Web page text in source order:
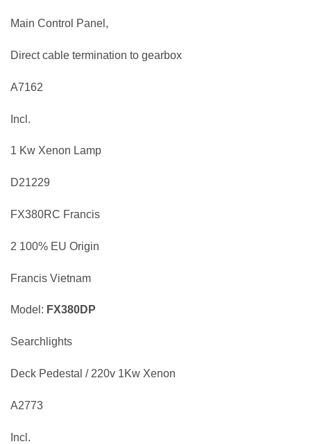
Main Control Panel,
Direct cable termination to gearbox
A7162
Incl.
1 Kw Xenon Lamp
D21229
FX380RC Francis
2 100% EU Origin
Francis Vietnam
Model: FX380DP
Searchlights
Deck Pedestal / 220v 1Kw Xenon
A2773
Incl.